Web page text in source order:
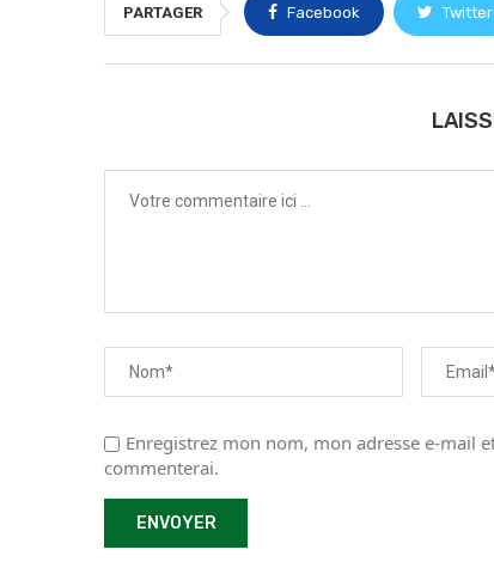
PARTAGER Facebook Twitter
Enregistrez mon nom, mon adresse e-mail
commenterai.